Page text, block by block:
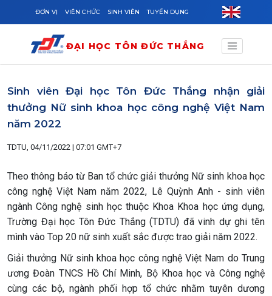
Skip to main content
ĐƠN VỊ VIÊN CHỨC SINH VIÊN TUYỂN DỤNG
ĐẠI HỌC TÔN ĐỨC THẮNG
Sinh viên Đại học Tôn Đức Thắng nhận giải
thưởng Nữ sinh khoa học công nghệ Việt Nam
năm 2022
TDTU, 04/11/2022 | 07:01 GMT+7
Theo thông báo từ Ban tổ chức giải thưởng Nữ sinh khoa học
công nghệ Việt Nam năm 2022, Lê Quỳnh Anh - sinh viên
ngành Công nghệ sinh học thuộc Khoa Khoa học ứng dụng,
Trường Đại học Tôn Đức Thắng (TDTU) đã vinh dự ghi tên
mình vào Top 20 nữ sinh xuất sắc được trao giải năm 2022.
Giải thưởng Nữ sinh khoa học công nghệ Việt Nam do Trung
ương Đoàn TNCS Hồ Chí Minh, Bộ Khoa học và Công nghệ
cùng các bộ, ngành phối hợp tổ chức nhằm tuyên dương